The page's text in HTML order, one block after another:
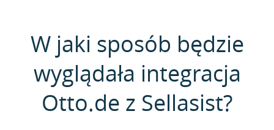
W jaki sposób będzie
wyglądała integracja
Otto.de z Sellasist?